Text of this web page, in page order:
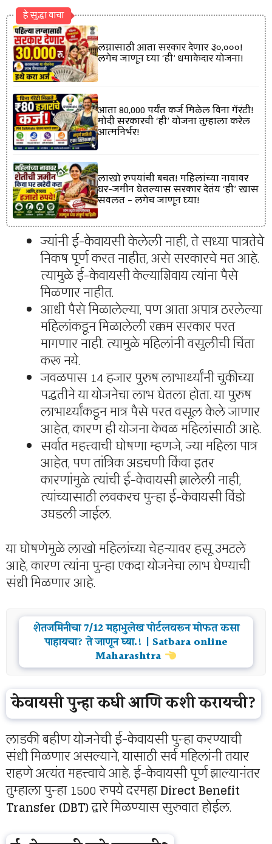
हे सुद्धा वाचा
लग्नासाठी आता सरकार देणार ₹३०,०००!
लगेच जाणून घ्या ‘ही’ धमाकेदार योजना!
आता ₹80,000 पर्यंत कर्ज मिळेल विना गॅरंटी!
मोदी सरकारची ‘ही’ योजना तुम्हाला करेल
आत्मनिर्भर!
लाखो रुपयांची बचत! महिलांच्या नावावर
घर-जमीन घेतल्यास सरकार देतंय ‘ही’ खास
सवलत – लगेच जाणून घ्या!
ज्यांनी ई-केवायसी केलेली नाही, ते सध्या पात्रतेचे
निकष पूर्ण करत नाहीत, असे सरकारचे मत आहे.
त्यामुळे ई-केवायसी केल्याशिवाय त्यांना पैसे
मिळणार नाहीत.
आधी पैसे मिळालेल्या, पण आता अपात्र ठरलेल्या
महिलांकडून मिळालेली रक्कम सरकार परत
मागणार नाही. त्यामुळे महिलांनी वसुलीची चिंता
करू नये.
जवळपास 14 हजार पुरुष लाभार्थ्यांनी चुकीच्या
पद्धतीने या योजनेचा लाभ घेतला होता. या पुरुष
लाभार्थ्यांकडून मात्र पैसे परत वसूल केले जाणार
आहेत, कारण ही योजना केवळ महिलांसाठी आहे.
सर्वात महत्त्वाची घोषणा म्हणजे, ज्या महिला पात्र
आहेत, पण तांत्रिक अडचणी किंवा इतर
कारणांमुळे त्यांची ई-केवायसी झालेली नाही,
त्यांच्यासाठी लवकरच पुन्हा ई-केवायसी विंडो
उघडली जाईल.
या घोषणेमुळे लाखो महिलांच्या चेहऱ्यावर हसू उमटले
आहे, कारण त्यांना पुन्हा एकदा योजनेचा लाभ घेण्याची
संधी मिळणार आहे.
शेतजमिनीचा 7/12 महाभुलेख पोर्टलवरून मोफत कसा
पाहायचा? ते जाणून घ्या.! | Satbara online
Maharashtra
केवायसी पुन्हा कधी आणि कशी करायची?
लाडकी बहीण योजनेची ई-केवायसी पुन्हा करण्याची
संधी मिळणार असल्याने, यासाठी सर्व महिलांनी तयार
राहणे अत्यंत महत्त्वाचे आहे. ई-केवायसी पूर्ण झाल्यानंतर
तुम्हाला पुन्हा 1500 रुपये दरमहाDirect Benefit
Transfer (DBT)द्वारे मिळण्यास सुरुवात होईल.